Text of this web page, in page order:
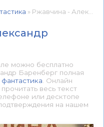
» Ржавчина - Александр Баренберг 📕 - Книга онлайн бесплатно
можно бесплатно
Баренберг полная
. Онлайн
весь текст
или десктопе
на нашем